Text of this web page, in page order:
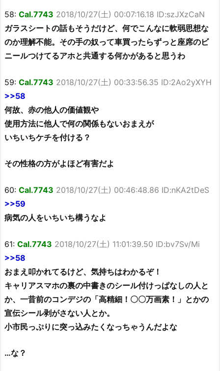
58: Cal.7743 2018/10/27(土) 00:07:16.18 ID:szJXzCaN
ガラスシートの話もそうだけど、何でこんなに軟弱思想な
のか理解不能。その手の奴って車買ったらずっと座席のビ
ニールつけてるアホと共通する何かがあると思うわ
59: Cal.7743 2018/10/27(土) 00:33:56.35 ID:2Ao2yXYH
>>58
何故、赤の他人の価値観や
使用方法に他人で何の関係もないおまえが
いちいちケチを付ける？
その性格の方がよほど有害だよ
60: Cal.7743 2018/10/27(土) 00:46:48.86 ID:nKA2tDeS
>>59
病気の人をいちいち構うなよ
61: Cal.7743 2018/10/27(土) 11:01:39.50 ID:bv7Sv/Mi
>>58
おまえ叩かれてるけど、気持ちはわかるぞ！
キャリアスマホの裏の中書きのシール付けっぱなしの人と
か、一昔前のコンデジの「高精細！〇〇万画素！」とかの
宣伝シール剥がさない人とか。
小市民っぷりに突っ込みたくなっちゃうんだよな
…な？